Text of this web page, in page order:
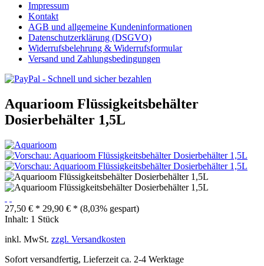
Impressum
Kontakt
AGB und allgemeine Kundeninformationen
Datenschutzerklärung (DSGVO)
Widerrufsbelehrung & Widerrufsformular
Versand und Zahlungsbedingungen
Aquarioom Flüssigkeitsbehälter
Dosierbehälter 1,5L
27,50 € * 29,90 € * (8,03% gespart)
Inhalt: 1 Stück
inkl. MwSt. zzgl. Versandkosten
Sofort versandfertig, Lieferzeit ca. 2-4 Werktage